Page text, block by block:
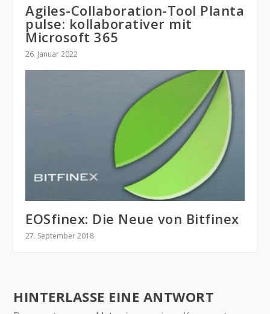
Agiles-Collaboration-Tool Planta
pulse: kollaborativer mit
Microsoft 365
26. Januar 2022
EOSfinex: Die Neue von Bitfinex
27. September 2018
HINTERLASSE EINE ANTWORT